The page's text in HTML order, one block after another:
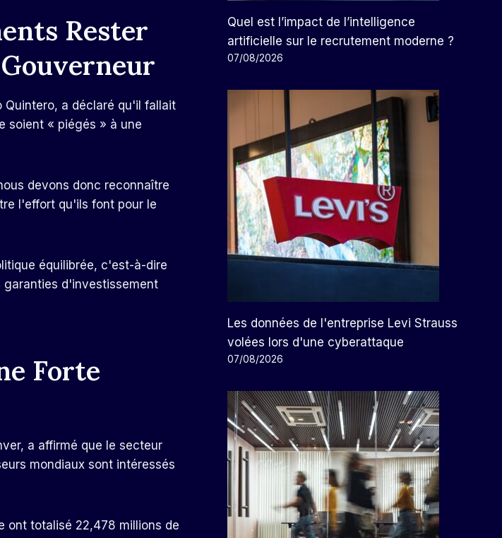
Rester
Quintero, a déclaré qu'il fallait
soient « piégés » à une
devons donc reconnaître
l'effort qu'ils font pour le
équilibrée, c'est-à-dire
garanties d'investissement
Forte
a affirmé que le secteur
mondiaux sont intéressés
ont totalisé 22,478 millions de
Quel est l’impact de l’intelligence
artificielle sur le recrutement moderne ?
07/08/2026
Les données de l'entreprise Levi Strauss
volées lors d'une cyberattaque
07/08/2026